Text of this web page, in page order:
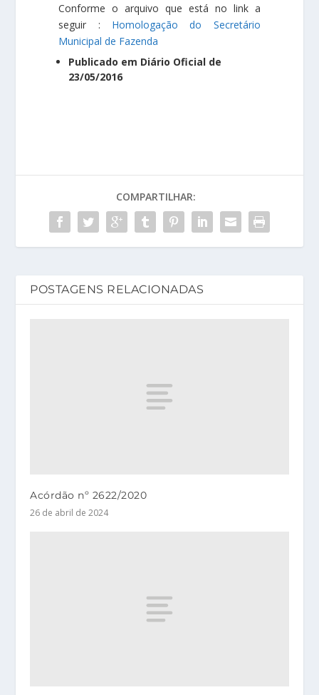
Conforme o arquivo que está no link a
seguir : Homologação do Secretário
Municipal de Fazenda
Publicado em Diário Oficial de
23/05/2016
COMPARTILHAR:
POSTAGENS RELACIONADAS
Acórdão nº 2622/2020
26 de abril de 2024